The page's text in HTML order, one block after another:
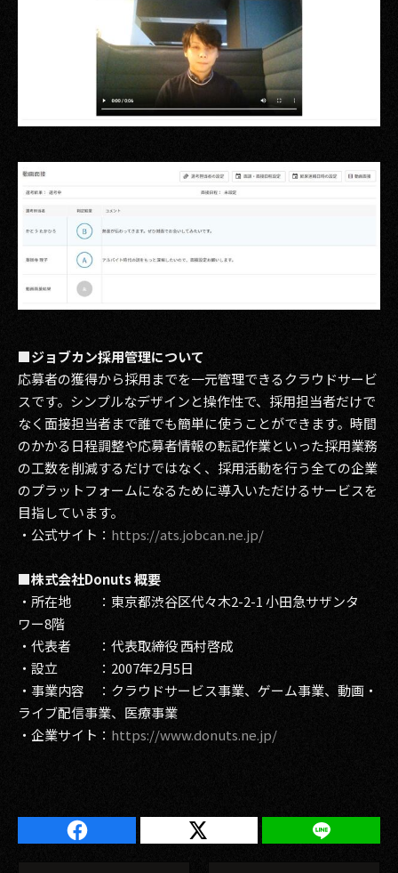
■ジョブカン採用管理について
応募者の獲得から採用までを一元管理できるクラウドサービ
スです。シンプルなデザインと操作性で、採用担当者だけで
なく面接担当者まで誰でも簡単に使うことができます。時間
のかかる日程調整や応募者情報の転記作業といった採用業務
の工数を削減するだけではなく、採用活動を行う全ての企業
のプラットフォームになるために導入いただけるサービスを
目指しています。
・公式サイト： https://ats.jobcan.ne.jp/
■株式会社Donuts 概要
・所在地 ：東京都渋谷区代々木2-2-1 小田急サザンタ
ワー8階
・代表者 ：代表取締役 西村啓成
・設立 ：2007年2月5日
・事業内容 ：クラウドサービス事業、ゲーム事業、動画・
ライブ配信事業、医療事業
・企業サイト： https://www.donuts.ne.jp/